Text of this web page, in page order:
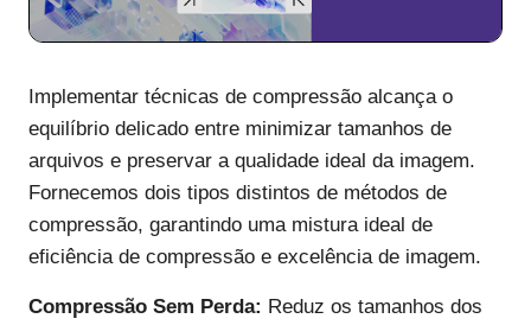
Implementar técnicas de compressão alcança o
equilíbrio delicado entre minimizar tamanhos de
arquivos e preservar a qualidade ideal da imagem.
Fornecemos dois tipos distintos de métodos de
compressão, garantindo uma mistura ideal de
eficiência de compressão e excelência de imagem.
Compressão Sem Perda: Reduz os tamanhos dos